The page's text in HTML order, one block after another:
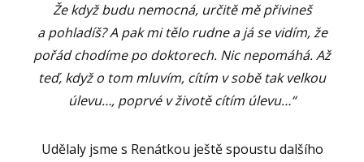
Že když budu nemocná, určitě mě přivineš
a pohladíš? A pak mi tělo rudne a já se vidím, že
pořád chodíme po doktorech. Nic nepomáhá. Až
teď, když o tom mluvím, cítím v sobě tak velkou
úlevu…, poprvé v životě cítím úlevu…“
Udělaly jsme s Renátkou ještě spoustu dalšího